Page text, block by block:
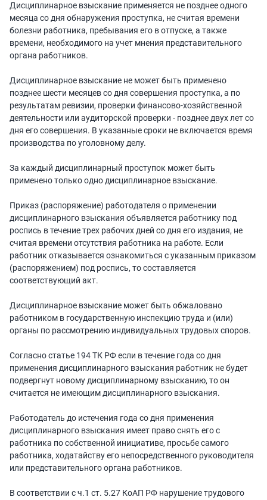
Дисциплинарное взыскание применяется не позднее одного
месяца со дня обнаружения проступка, не считая времени
болезни работника, пребывания его в отпуске, а также
времени, необходимого на учет мнения представительного
органа работников.
Дисциплинарное взыскание не может быть применено
позднее шести месяцев со дня совершения проступка, а по
результатам ревизии, проверки финансово-хозяйственной
деятельности или аудиторской проверки - позднее двух лет со
дня его совершения. В указанные сроки не включается время
производства по уголовному делу.
За каждый дисциплинарный проступок может быть
применено только одно дисциплинарное взыскание.
Приказ (распоряжение) работодателя о применении
дисциплинарного взыскания объявляется работнику под
роспись в течение трех рабочих дней со дня его издания, не
считая времени отсутствия работника на работе. Если
работник отказывается ознакомиться с указанным приказом
(распоряжением) под роспись, то составляется
соответствующий акт.
Дисциплинарное взыскание может быть обжаловано
работником в государственную инспекцию труда и (или)
органы по рассмотрению индивидуальных трудовых споров.
Согласно статье 194 ТК РФ если в течение года со дня
применения дисциплинарного взыскания работник не будет
подвергнут новому дисциплинарному взысканию, то он
считается не имеющим дисциплинарного взыскания.
Работодатель до истечения года со дня применения
дисциплинарного взыскания имеет право снять его с
работника по собственной инициативе, просьбе самого
работника, ходатайству его непосредственного руководителя
или представительного органа работников.
В соответствии с ч.1 ст. 5.27 КоАП РФ нарушение трудового